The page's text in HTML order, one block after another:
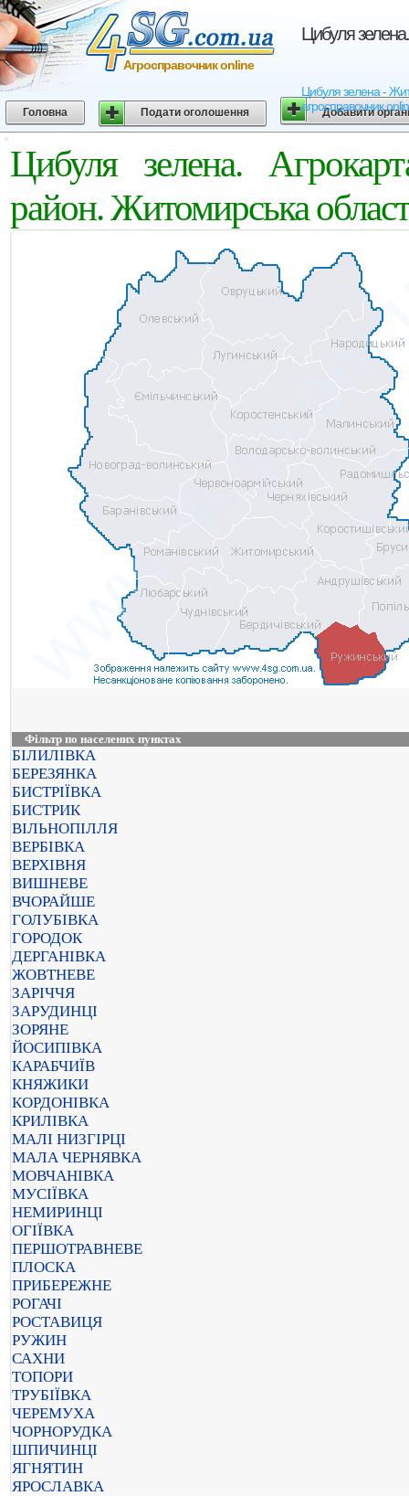
Цибуля
Цибуля зелена -
агросправочник
Агросправочник online
Головна Подати оголошення Добавити
Цибуля зелена.
район. Житомирська
Фільтр по населених пунктах
БІЛИЛІВКА
БЕРЕЗЯНКА
БИСТРІЇВКА
БИСТРИК
ВІЛЬНОПІЛЛЯ
ВЕРБІВКА
ВЕРХІВНЯ
ВИШНЕВЕ
ВЧОРАЙШЕ
ГОЛУБІВКА
ГОРОДОК
ДЕРГАНІВКА
ЖОВТНЕВЕ
ЗАРІЧЧЯ
ЗАРУДИНЦІ
ЗОРЯНЕ
ЙОСИПІВКА
КАРАБЧИЇВ
КНЯЖИКИ
КОРДОНІВКА
КРИЛІВКА
МАЛІ НИЗГІРЦІ
МАЛА ЧЕРНЯВКА
МОВЧАНІВКА
МУСІЇВКА
НЕМИРИНЦІ
ОГІЇВКА
ПЕРШОТРАВНЕВЕ
ПЛОСКА
ПРИБЕРЕЖНЕ
РОГАЧІ
РОСТАВИЦЯ
РУЖИН
САХНИ
ТОПОРИ
ТРУБІЇВКА
ЧЕРЕМУХА
ЧОРНОРУДКА
ШПИЧИНЦІ
ЯГНЯТИН
ЯРОСЛАВКА